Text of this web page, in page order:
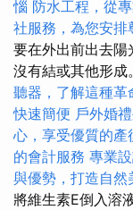
惱 防水工程，從
社服務，為您安排
要在外出前出去陽
沒有結或其他形成
聽器，了解這種
快速簡便 戶外婚
心，享受優質的產
的會計服務 專業
與優勢，打造自然
將維生素E倒入溶